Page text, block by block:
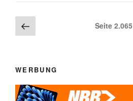
Beitragsnavigation
Seite
Seite 2.065
WERBUNG